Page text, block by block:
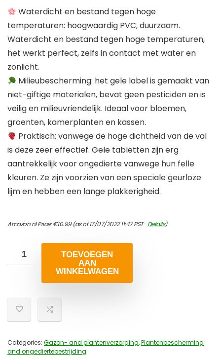
Waterdicht en bestand tegen hoge
temperaturen: hoogwaardig PVC, duurzaam.
Waterdicht en bestand tegen hoge temperaturen,
het werkt perfect, zelfs in contact met water en
zonlicht.
Milieubescherming: het gele label is gemaakt van
niet-giftige materialen, bevat geen pesticiden en is
veilig en milieuvriendelijk. Ideaal voor bloemen,
groenten, kamerplanten en kassen.
Praktisch: vanwege de hoge dichtheid van de val
is deze zeer effectief. Gele tabletten zijn erg
aantrekkelijk voor ongedierte vanwege hun felle
kleuren. Ze zijn voorzien van een speciale geurloze
lijm en hebben een lange plakkerigheid.
Amazon.nl Price:€10.99(as of 17/07/2022 11:47 PST-Details)
TOEVOEGEN
AAN
WINKELWAGEN
Categories: Gazon- and plantenverzorging,Plantenbescherming
and ongediertebestrijding